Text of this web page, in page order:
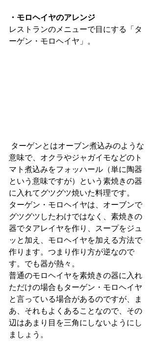
・モロヘイヤのアレンジ
レストランのメニューで目にする「タ
ーゲン・モロヘイヤ」。
ターゲンとはオーブン煮込みのような
意味で、オクラやジャガイモなどのト
マト煮込みをフォッハール（単に陶器
という意味ですが）という素焼きの器
に入れてグツグツ焼いた料理です。
ターゲン・モロヘイヤは、オーブンで
グツグツしたわけではなく、素焼きの
器でタアレイヤを作り、スープをジュ
ッと加え、モロヘイヤを加える方法で
作ります。つまり作り方が逆なので
す。でも器が熱々。
普通のモロヘイヤを素焼きの器に入れ
ただけの場合もターゲン・モロヘイヤ
と言っている場合があるのですが、ま
あ、それもよくあることなので、その
辺はあまり目を三角にしないようにし
ましょう。